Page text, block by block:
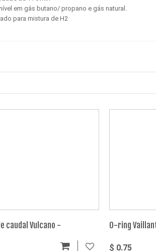
em gás butano/ propano e gás natural.
para mistura de H2
caudal Vulcano -
O-ring
$ 0.75